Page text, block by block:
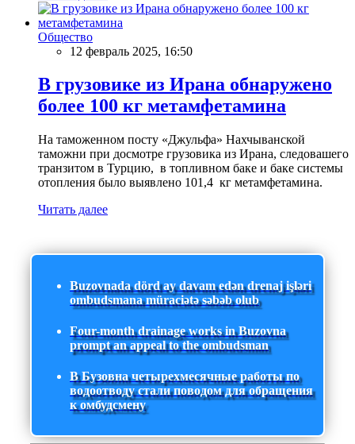
Общество
12 февраль 2025, 16:50
В грузовике из Ирана обнаружено
более 100 кг метамфетамина
На таможенном посту «Джульфа» Нахчыванской
таможни при досмотре грузовика из Ирана, следовашего
транзитом в Турцию, в топливном баке и баке системы
отопления было выявлено 101,4 кг метамфетамина.
Читать далее
Buzovnada dörd ay davam edən drenaj işləri
ombudsmana müraciətə səbəb olub
Four-month drainage works in Buzovna
prompt an appeal to the ombudsman
В Бузовна четырехмесячные работы по
водоотводу стали поводом для обращения
к омбудсмену